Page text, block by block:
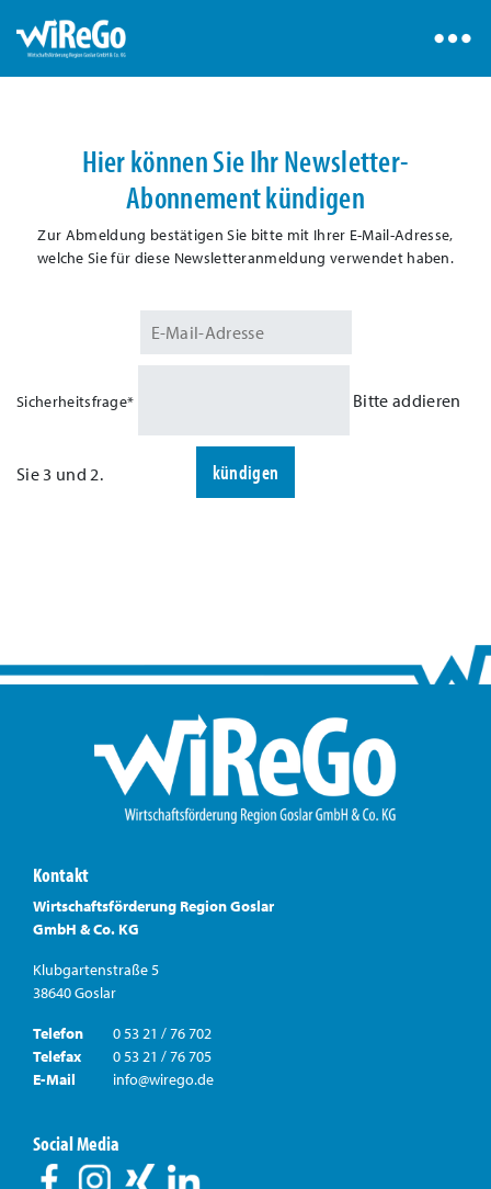
Hier können Sie Ihr Newsletter-
Abonnement kündigen
Zur Abmeldung bestätigen Sie bitte mit Ihrer E-Mail-Adresse,
welche Sie für diese Newsletteranmeldung verwendet haben.
Sicherheitsfrage* Bitte addieren
Sie 3 und 2. kündigen
Kontakt
Wirtschaftsförderung Region Goslar
GmbH & Co. KG
Klubgartenstraße 5
38640 Goslar
Telefon
0 53 21 / 76 702
Telefax
0 53 21 / 76 705
E-Mail
info@wirego.de
Social Media